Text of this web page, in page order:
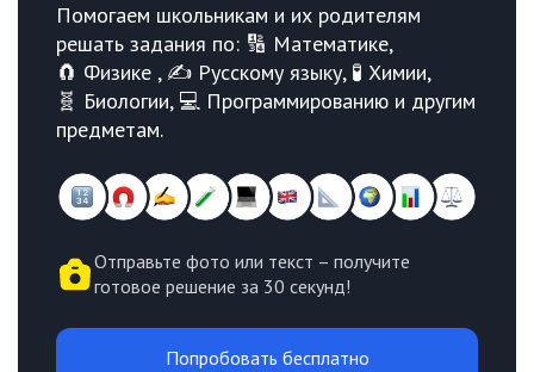
Помогаем школьникам и их родителям
решать задания по: 🔢 Математике,
🧲 Физике , ✍️ Русскому языку, 🧪 Химии,
🧬 Биологии, 💻 Программированию и другим
предметам.
Отправьте фото или текст – получите
готовое решение за 30 секунд!
Попробовать бесплатно